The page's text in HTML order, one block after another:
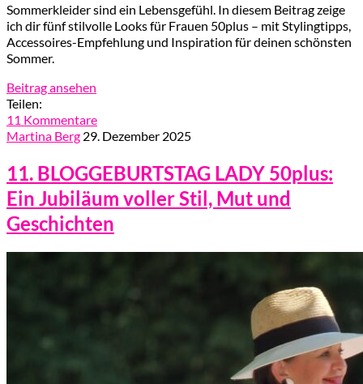
Sommerkleider sind ein Lebensgefühl. In diesem Beitrag zeige
ich dir fünf stilvolle Looks für Frauen 50plus – mit Stylingtipps,
Accessoires-Empfehlung und Inspiration für deinen schönsten
Sommer.
Beitrag ansehen
Teilen:
11 Kommentare
Martina Berg 29. Dezember 2025
11. BLOGGEBURTSTAG LADY 50plus:
Ein Jubiläum voller Stil, Mut und
Geschichten